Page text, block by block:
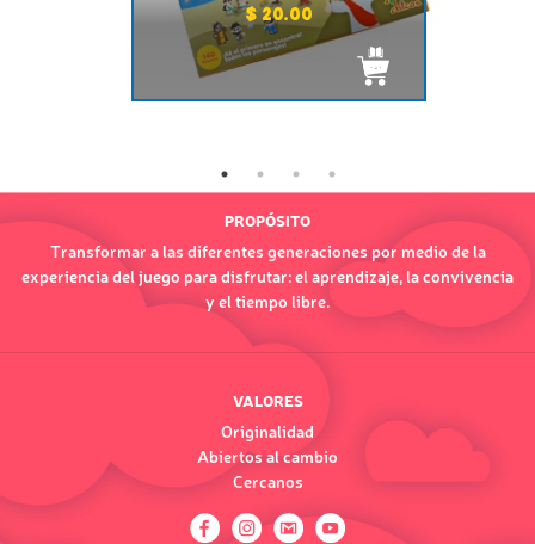
$ 20.00
PROPÓSITO
Transformar a las diferentes generaciones por medio de la
experiencia del juego para disfrutar: el aprendizaje, la convivencia
y el tiempo libre.
VALORES
Originalidad
Abiertos al cambio
Cercanos